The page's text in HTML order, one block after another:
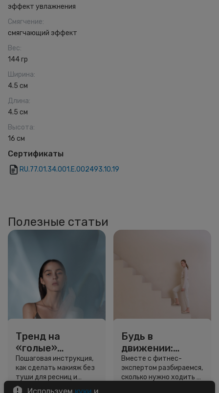
эффект увлажнения
Смягчение:
смягчающий эффект
Вес:
144 гр
Ширина:
4.5 см
Длина:
4.5 см
Высота:
16 см
Сертификаты
RU.77.01.34.001.Е.002493.10.19
Полезные статьи
Тренд на
«голые»
ресницы: как
выглядеть
свежо, не
Пошаговая инструкция,
как сделать макияж без
туши для ресниц и
звёздный образ для
Будь в
движении:
сколько нужно
шагов для
красоты и
Вместе с фитнес-
экспертом разбираемся,
сколько нужно ходить и